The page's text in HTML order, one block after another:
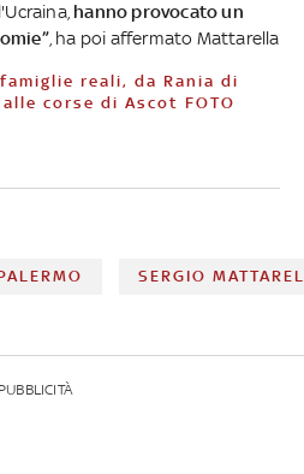
hanno provocato un
, ha poi affermato Mattarella
corse di Ascot FOTO
SERGIO
PUBBLICITÀ